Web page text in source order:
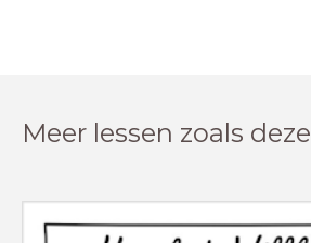
Meer lessen zoals deze